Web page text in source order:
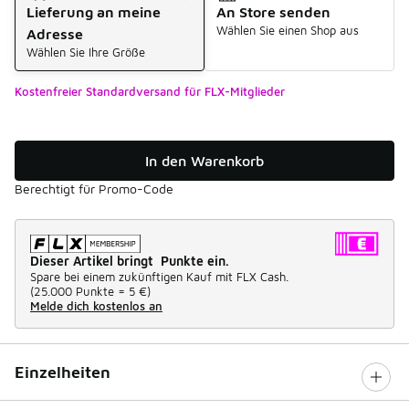
Lieferung an meine
Adresse
Wählen Sie Ihre Größe
An Store senden
Wählen Sie einen Shop aus
Kostenfreier Standardversand für FLX-Mitglieder
In den Warenkorb
Berechtigt für Promo-Code
Dieser Artikel bringt Punkte ein.
Spare bei einem zukünftigen Kauf mit FLX Cash.
(25.000 Punkte = 5 €)
Melde dich kostenlos an
Einzelheiten